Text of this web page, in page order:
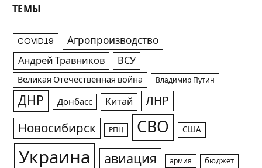
ТЕМЫ
COVID19 Агропроизводство
Андрей Травников ВСУ
Великая Отечественная война Владимир Путин
ДНР Донбасс Китай ЛНР
Новосибирск РПЦ СВО США
Украина авиация армия бюджет